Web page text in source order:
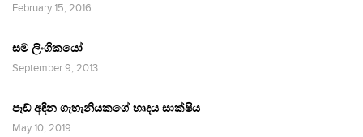
February 15, 2016
සම ලිංගිකයෝ
September 9, 2013
පෑඩ් අඳින ගැහැනියකගේ හෘදය සාක්ෂිය
May 10, 2019